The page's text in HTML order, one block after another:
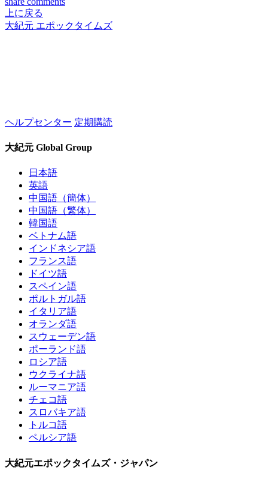
上に戻る
大紀元 エポックタイムズ
ヘルプセンター 定期購読
大紀元 Global Group
日本語
英語
中国語（簡体）
中国語（繁体）
韓国語
ベトナム語
インドネシア語
フランス語
ドイツ語
スペイン語
ポルトガル語
イタリア語
オランダ語
スウェーデン語
ポーランド語
ロシア語
ウクライナ語
ルーマニア語
チェコ語
スロバキア語
トルコ語
ペルシア語
大紀元エポックタイムズ・ジャパン